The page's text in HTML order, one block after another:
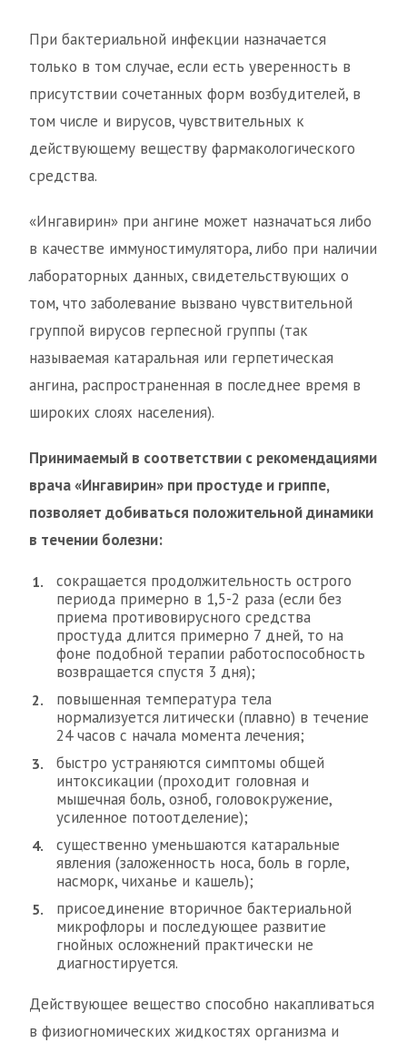
При бактериальной инфекции назначается
только в том случае, если есть уверенность в
присутствии сочетанных форм возбудителей, в
том числе и вирусов, чувствительных к
действующему веществу фармакологического
средства.
«Ингавирин» при ангине может назначаться либо
в качестве иммуностимулятора, либо при наличии
лабораторных данных, свидетельствующих о
том, что заболевание вызвано чувствительной
группой вирусов герпесной группы (так
называемая катаральная или герпетическая
ангина, распространенная в последнее время в
широких слоях населения).
Принимаемый в соответствии с рекомендациями
врача «Ингавирин» при простуде и гриппе,
позволяет добиваться положительной динамики
в течении болезни:
сокращается продолжительность острого
периода примерно в 1,5-2 раза (если без
приема противовирусного средства
простуда длится примерно 7 дней, то на
фоне подобной терапии работоспособность
возвращается спустя 3 дня);
повышенная температура тела
нормализуется литически (плавно) в течение
24 часов с начала момента лечения;
быстро устраняются симптомы общей
интоксикации (проходит головная и
мышечная боль, озноб, головокружение,
усиленное потоотделение);
существенно уменьшаются катаральные
явления (заложенность носа, боль в горле,
насморк, чиханье и кашель);
присоединение вторичное бактериальной
микрофлоры и последующее развитие
гнойных осложнений практически не
диагностируется.
Действующее вещество способно накапливаться
в физиогномических жидкостях организма и